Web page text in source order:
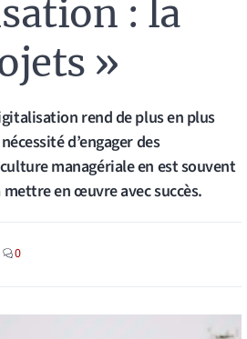
: la
»
rend de plus en plus
d’engager des
managériale en est souvent
en œuvre avec succès.
0